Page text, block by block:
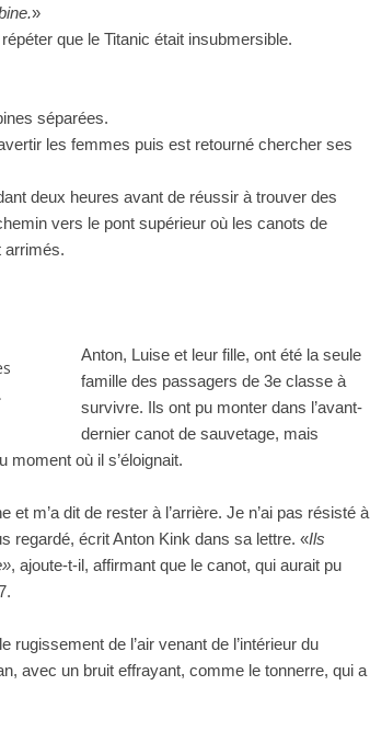
»
que le Titanic était insubmersible.
séparées.
les femmes puis est retourné chercher ses
deux heures avant de réussir à trouver des
vers le pont supérieur où les canots de
arrimés.
Anton, Luise et leur fille, ont été la seule
famille des passagers de 3e classe à
survivre. Ils ont pu monter dans l’avant-
dernier canot de sauvetage, mais
moment où il s’éloignait.
m’a dit de rester à l’arrière. Je n’ai pas résisté à
regardé, écrit Anton Kink dans sa lettre. «Ils
, ajoute-t-il, affirmant que le canot, qui aurait pu
rugissement de l’air venant de l’intérieur du
avec un bruit effrayant, comme le tonnerre, qui a